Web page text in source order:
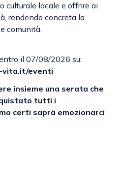
culturale locale e offrire ai
rendendo concreta la
comunità.
il 07/08/2026 su:
vita.it/eventi
insieme una serata che
tutti i
certi saprà emozionarci